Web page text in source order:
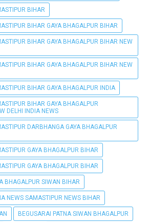
BIHAR
BIHAR GAYA BHAGALPUR BIHAR
BIHAR GAYA BHAGALPUR BIHAR NEW
BIHAR GAYA BHAGALPUR BIHAR NEW
BIHAR GAYA BHAGALPUR INDIA
BIHAR GAYA BHAGALPUR
DELHI INDIA NEWS
DARBHANGA GAYA BHAGALPUR
GAYA BHAGALPUR BIHAR
GAYA BHAGALPUR BIHAR
BHAGALPUR SIWAN BIHAR
NEWS SAMASTIPUR NEWS BIHAR
BEGUSARAI PATNA SIWAN BHAGALPUR